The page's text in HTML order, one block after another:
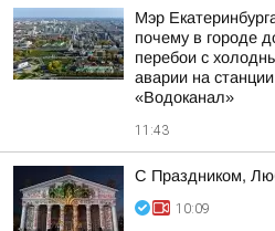
Мэр
почему в городе
перебои с
аварии на
«Водоканал»
11:43
С Праздником,
10:09